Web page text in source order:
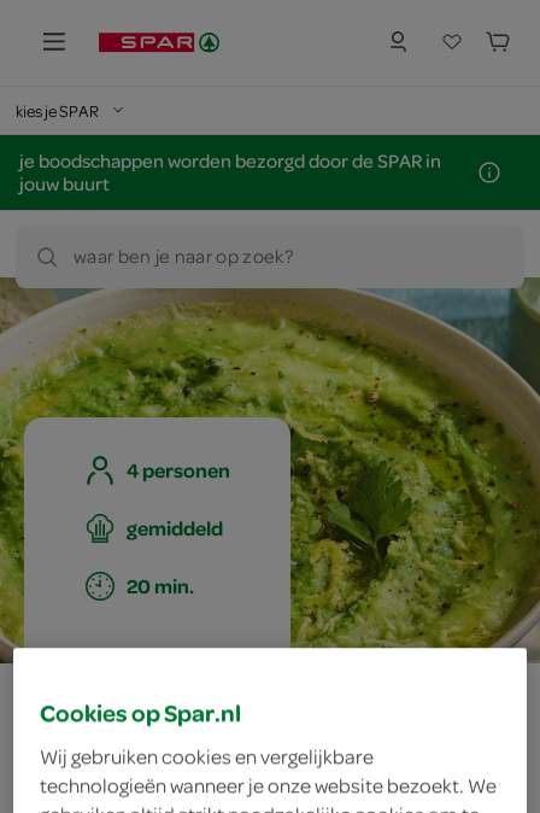
kies je SPAR
je boodschappen worden bezorgd door de SPAR in
jouw buurt
waar ben je naar op zoek?
4 personen
gemiddeld
20 min.
groene
broodsoep
Cookies op Spar.nl
Wij gebruiken cookies en vergelijkbare
technologieën wanneer je onze website bezoekt. We